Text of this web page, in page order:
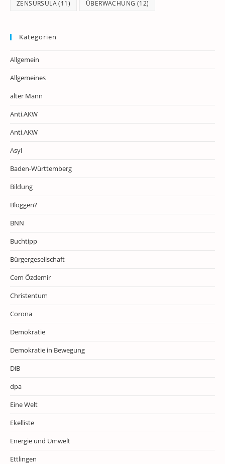
ZENSURSULA(11) ÜBERWACHUNG (12)
Kategorien
Allgemein
Allgemeines
alter Mann
Anti.AKW
Anti.AKW
Asyl
Baden-Württemberg
Bildung
Bloggen?
BNN
Buchtipp
Bürgergesellschaft
Cem Özdemir
Christentum
Corona
Demokratie
Demokratie in Bewegung
DiB
dpa
Eine Welt
Ekelliste
Energie und Umwelt
Ettlingen